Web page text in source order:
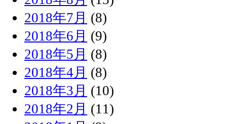
2018年7月 (8)
2018年6月 (9)
2018年5月 (8)
2018年4月 (8)
2018年3月 (10)
2018年2月 (11)